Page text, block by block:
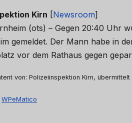
Kirn [Newsroom]
(ots) – Gegen 20:40 Uhr
gemeldet. Der Mann habe in
vor dem Rathaus gegen
von: Polizeiinspektion Kirn,
WPeMatico